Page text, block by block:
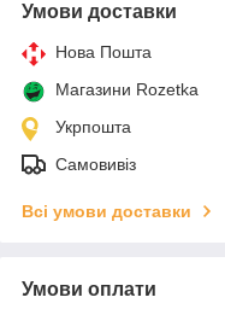
Умови доставки
Нова Пошта
Магазини Rozetka
Укрпошта
Самовивіз
Всі умови доставки
Умови оплати